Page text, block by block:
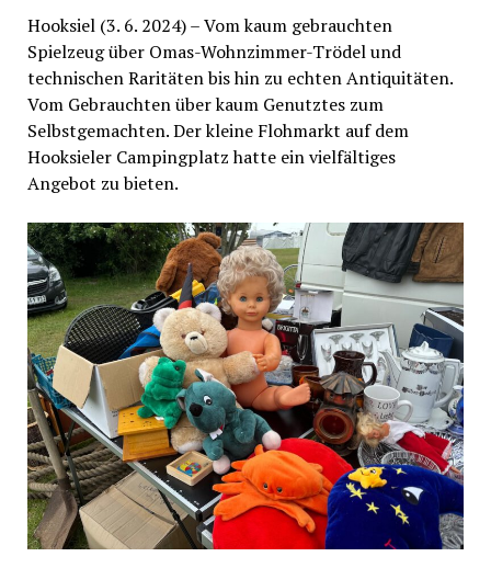
Hooksiel (3. 6. 2024) – Vom kaum gebrauchten
Spielzeug über Omas-Wohnzimmer-Trödel und
technischen Raritäten bis hin zu echten Antiquitäten.
Vom Gebrauchten über kaum Genutztes zum
Selbstgemachten. Der kleine Flohmarkt auf dem
Hooksieler Campingplatz hatte ein vielfältiges
Angebot zu bieten.